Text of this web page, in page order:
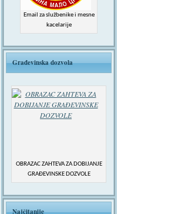
Email za službenike i mesne
kacelarije
Građevinska dozvola
OBRAZAC ZAHTEVA ZA DOBIJANJE
GRAĐEVINSKE DOZVOLE
Najčitanije